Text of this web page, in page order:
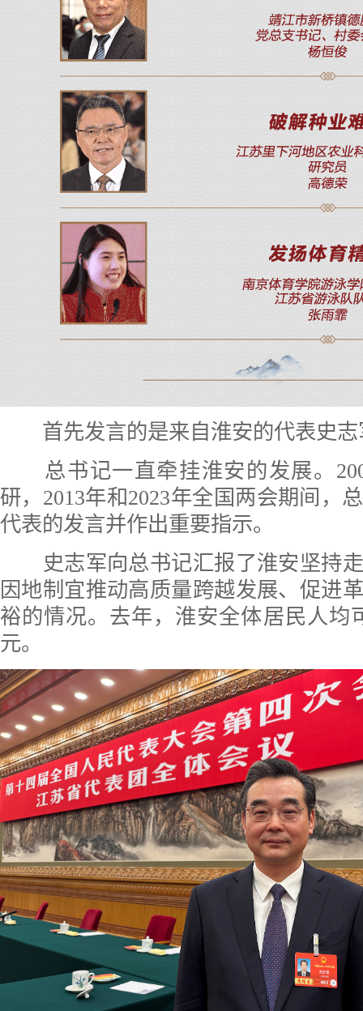
首先发言的是来自淮安的代表史志
总书记一直牵挂淮安的发展。
研，2013年和2023年全国两会期间，
代表的发言并作出重要指示。
史志军向总书记汇报了淮安坚持走
因地制宜推动高质量跨越发展、促进
裕的情况。去年，淮安全体居民人均
元。